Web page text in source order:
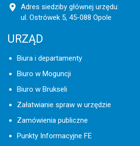
Adres siedziby głównej urzędu:
ul. Ostrówek 5, 45-088 Opole
URZĄD
Biura i departamenty
Biuro w Moguncji
Biuro w Brukseli
Załatwianie spraw w urzędzie
Zamówienia publiczne
Punkty Informacyjne FE